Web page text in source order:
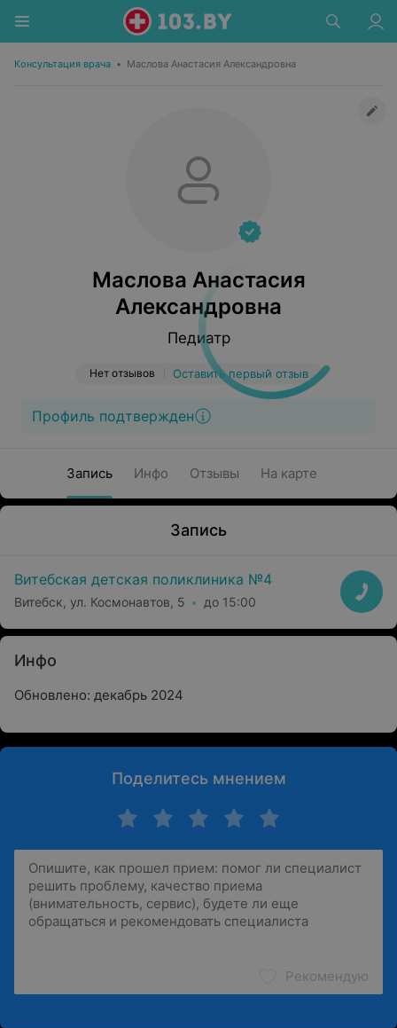
Консультация врача • Маслова Анастасия Александровна
Маслова Анастасия
Александровна
Педиатр
Нет отзывов Оставить первый отзыв
Профиль подтвержден
Запись Инфо Отзывы На карте
Запись
Витебская детская поликлиника №4
Витебск, ул. Космонавтов, 5 до 15:00
Инфо
Обновлено: декабрь 2024
Поделитесь мнением
Рекомендую